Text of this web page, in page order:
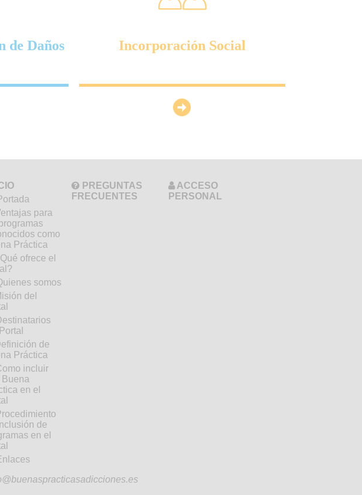
de Daños Incorporación Social
para
como
Práctica
ofrece el
somos
del
de
Práctica
incluir
Buena
en el
de
en el
PREGUNTAS
FRECUENTES
ACCESO
PERSONAL